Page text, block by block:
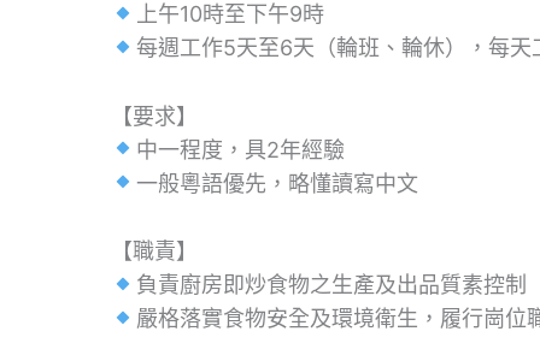
上午10時至下午9時
每週工作5天至6天（輪班、輪休），每天
【要求】
中一程度，具2年經驗
一般粵語優先，略懂讀寫中文
【職責】
負責廚房即炒食物之生產及出品質素控制
嚴格落實食物安全及環境衛生，履行崗位